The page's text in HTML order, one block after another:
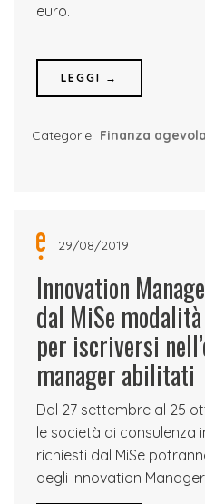
euro.
LEGGI →
Categorie: Finanza
29/08/2019
Innovation
dal MiSe
per iscriversi
manager abilitati
Dal 27 settembre al 25
le società di consulenza
richiesti dal MiSe
degli Innovation